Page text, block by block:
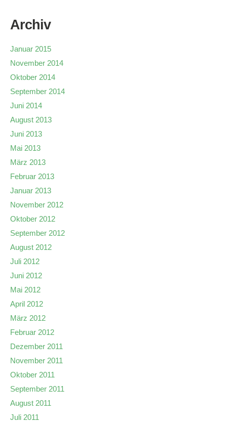
Archiv
Januar 2015
November 2014
Oktober 2014
September 2014
Juni 2014
August 2013
Juni 2013
Mai 2013
März 2013
Februar 2013
Januar 2013
November 2012
Oktober 2012
September 2012
August 2012
Juli 2012
Juni 2012
Mai 2012
April 2012
März 2012
Februar 2012
Dezember 2011
November 2011
Oktober 2011
September 2011
August 2011
Juli 2011